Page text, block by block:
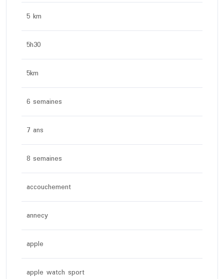
5 km
5h30
5km
6 semaines
7 ans
8 semaines
accouchement
annecy
apple
apple watch sport